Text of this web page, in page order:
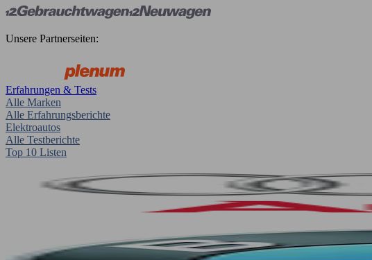
Unsere Partnerseiten:
Erfahrungen & Tests
Alle Marken
Alle Erfahrungsberichte
Elektroautos
Alle Testberichte
Top 10 Listen